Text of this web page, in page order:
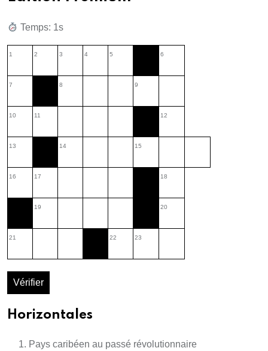
Temps: 2s
1 2 3 4 5 6
7 8 9
10 11 12
13 14 15
16 17 18
19 20
21 22 23
Vérifier
Horizontales
Pays caribéen au passé révolutionnaire